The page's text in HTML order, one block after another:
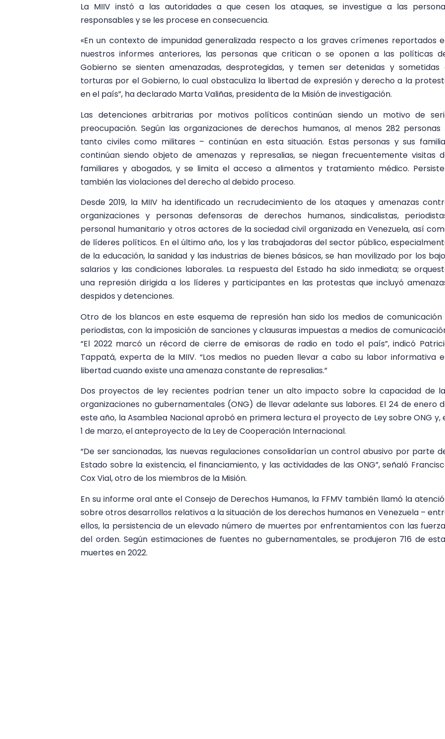
La MIIV instó a las autoridades a que cesen los ataques, se investigue a las
responsables y se les procese en consecuencia.
«En un contexto de impunidad generalizada respecto a los graves crímenes reportados
nuestros informes anteriores, las personas que critican o se oponen a las políticas
Gobierno se sienten amenazadas, desprotegidas, y temen ser detenidas y sometidas
torturas por el Gobierno, lo cual obstaculiza la libertad de expresión y derecho a la
en el país”, ha declarado Marta Valiñas, presidenta de la Misión de investigación.
Las detenciones arbitrarias por motivos políticos continúan siendo un motivo de
preocupación. Según las organizaciones de derechos humanos, al menos 282 personas
tanto civiles como militares – continúan en esta situación. Estas personas y sus
continúan siendo objeto de amenazas y represalias, se niegan frecuentemente visitas
familiares y abogados, y se limita el acceso a alimentos y tratamiento médico.
también las violaciones del derecho al debido proceso.
Desde 2019, la MIIV ha identificado un recrudecimiento de los ataques y amenazas
organizaciones y personas defensoras de derechos humanos, sindicalistas,
personal humanitario y otros actores de la sociedad civil organizada en Venezuela, así
de líderes políticos. En el último año, los y las trabajadoras del sector público,
de la educación, la sanidad y las industrias de bienes básicos, se han movilizado por los
salarios y las condiciones laborales. La respuesta del Estado ha sido inmediata; se
una represión dirigida a los líderes y participantes en las protestas que incluyó
despidos y detenciones.
Otro de los blancos en este esquema de represión han sido los medios de comunicación
periodistas, con la imposición de sanciones y clausuras impuestas a medios de
“El 2022 marcó un récord de cierre de emisoras de radio en todo el país”, indicó
Tappatá, experta de la MIIV. “Los medios no pueden llevar a cabo su labor informativa
libertad cuando existe una amenaza constante de represalias.”
Dos proyectos de ley recientes podrían tener un alto impacto sobre la capacidad de
organizaciones no gubernamentales (ONG) de llevar adelante sus labores. El 24 de enero
este año, la Asamblea Nacional aprobó en primera lectura el proyecto de Ley sobre ONG y,
1 de marzo, el anteproyecto de la Ley de Cooperación Internacional.
“De ser sancionadas, las nuevas regulaciones consolidarían un control abusivo por parte
Estado sobre la existencia, el financiamiento, y las actividades de las ONG”, señaló
Cox Vial, otro de los miembros de la Misión.
En su informe oral ante el Consejo de Derechos Humanos, la FFMV también llamó la
sobre otros desarrollos relativos a la situación de los derechos humanos en Venezuela –
ellos, la persistencia de un elevado número de muertes por enfrentamientos con las
del orden. Según estimaciones de fuentes no gubernamentales, se produjeron 716 de
muertes en 2022.